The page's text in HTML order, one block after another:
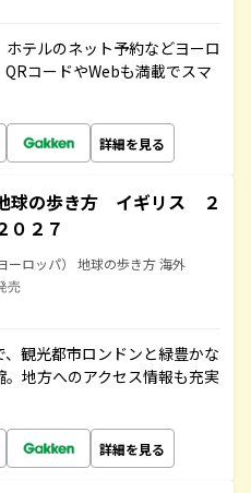
テルのネット予約などヨーロ
コードやWebも満載でスマ
詳細を見る
球の歩き方 イギリス ２
０２７
ーロッパ） 地球の歩き方 海外
売
観光都市ロンドンと緑豊かな
地方へのアクセス情報も充実
詳細を見る